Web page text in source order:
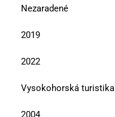
Nezaradené
2019
2022
Vysokohorská turistika
2004